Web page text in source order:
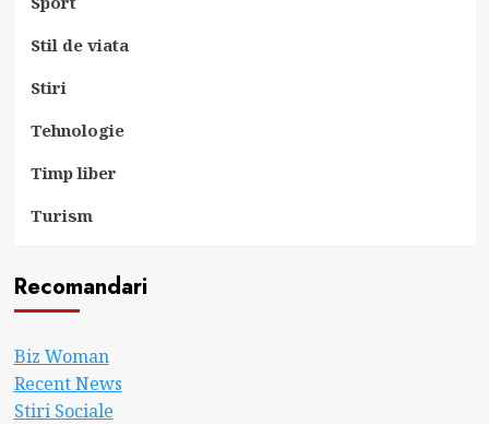
Stil de viata
Stiri
Tehnologie
Timp liber
Turism
Recomandari
Biz Woman
Recent News
Stiri Sociale